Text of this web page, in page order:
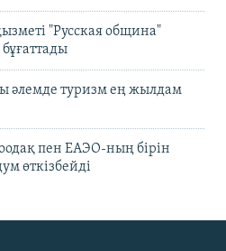
"Русская община"
әлемде туризм ең жылдам
пен ЕАЭО-ның бірін
өткізбейді